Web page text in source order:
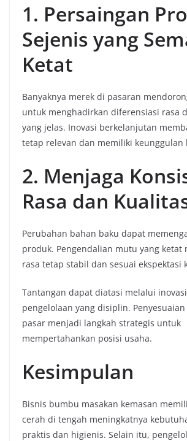
1. Persaingan
Sejenis yang
Ketat
Banyaknya merek di pasaran
untuk menghadirkan diferensiasi rasa
yang jelas. Inovasi berkelanjutan
tetap relevan dan memiliki keunggulan
2. Menjaga
Rasa dan
Perubahan bahan baku dapat
produk. Pengendalian mutu yang ketat
rasa tetap stabil dan sesuai ekspektasi
Tantangan dapat diatasi melalui
pengelolaan yang disiplin.
pasar menjadi langkah strategis untuk
mempertahankan posisi usaha.
Kesimpulan
Bisnis bumbu masakan kemasan
cerah di tengah meningkatnya
praktis dan higienis. Selain itu,